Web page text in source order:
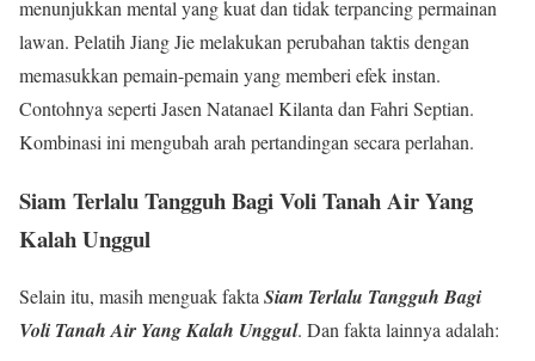
menunjukkan mental yang kuat dan tidak terpancing permainan
lawan. Pelatih Jiang Jie melakukan perubahan taktis dengan
memasukkan pemain-pemain yang memberi efek instan.
Contohnya seperti Jasen Natanael Kilanta dan Fahri Septian.
Kombinasi ini mengubah arah pertandingan secara perlahan.
Siam Terlalu Tangguh Bagi Voli Tanah Air Yang
Kalah Unggul
Selain itu, masih menguak faktaSiam Terlalu Tangguh Bagi
Voli Tanah Air Yang Kalah Unggul. Dan fakta lainnya adalah: